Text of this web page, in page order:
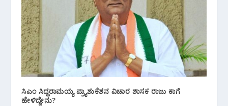
ಸಿಎಂ ಸಿದ್ದರಾಮಯ್ಯ ಪ್ರ್ಯಾಶುಕೆಶನ ವಿಚಾರ ಶಾಸಕ ರಾಜು ಕಾಗೆ
ಹೇಳಿದ್ದೇನು?